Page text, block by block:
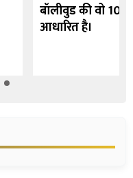
बॉलीवुड की वो 10
आधारित है।